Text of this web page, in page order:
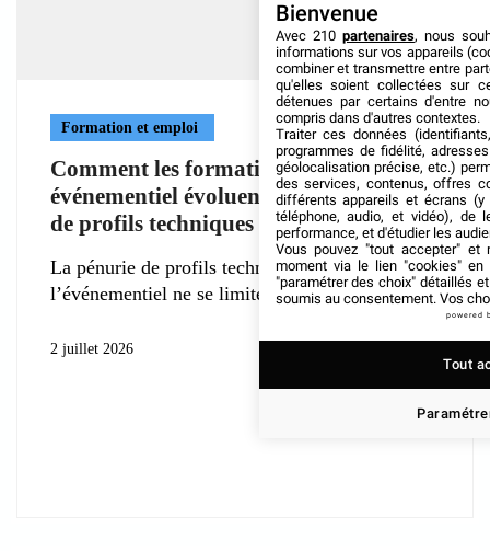
Formation et emploi
Comment les formations en
événementiel évoluent face à la pénurie
de profils techniques ?
La pénurie de profils techniques dans
l’événementiel ne se limite plus à un
2 juillet 2026
Bienvenue
Avec 210 partenaires, nous
informations sur vos appareils
combiner et transmettre entre
qu'elles soient collectées sur
détenues par certains d'entre
compris dans d'autres contextes.
Traiter ces données
programmes de fidélité,
géolocalisation précise, etc.)
des services, contenus, offres
différents appareils et écrans (y
téléphone, audio, et vidéo), de
performance, et d'étudier les
Vous pouvez "tout accepter" et
moment via le lien "cookies" en
"paramétrer des choix" détaillés
soumis au consentement. Vos
powered
Tout